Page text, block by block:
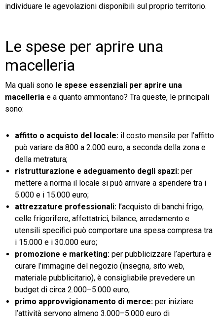
individuare le agevolazioni disponibili sul proprio territorio.
Le spese per aprire una
macelleria
Ma quali sono le spese essenziali per aprire una
macelleria e a quanto ammontano? Tra queste, le principali
sono:
affitto o acquisto del locale: il costo mensile per l’affitto
può variare da 800 a 2.000 euro, a seconda della zona e
della metratura;
ristrutturazione e adeguamento degli spazi: per
mettere a norma il locale si può arrivare a spendere tra i
5.000 e i 15.000 euro;
attrezzature professionali: l’acquisto di banchi frigo,
celle frigorifere, affettatrici, bilance, arredamento e
utensili specifici può comportare una spesa compresa tra
i 15.000 e i 30.000 euro;
promozione e marketing: per pubblicizzare l’apertura e
curare l’immagine del negozio (insegna, sito web,
materiale pubblicitario), è consigliabile prevedere un
budget di circa 2.000–5.000 euro;
primo approvvigionamento di merce: per iniziare
l’attività servono almeno 3.000–5.000 euro di